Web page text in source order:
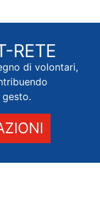
RETE
di volontari,